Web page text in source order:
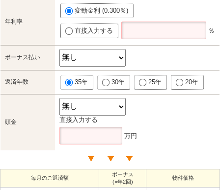
年利率
変動金利 (0.300％)
直接入力する ％
ボーナス払い
返済年数 35年 30年 25年 20年
頭金 直接入力する
万円
毎月のご返済額
ボーナス
(×年2回)
物件価格